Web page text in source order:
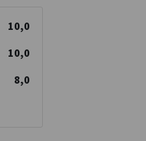
10,0
10,0
8,0